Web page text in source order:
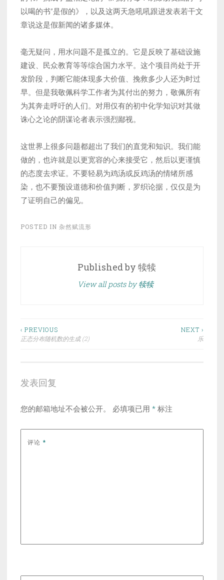
以喝的书”是假的》，以及这两天急吼吼跟进发表若干文
章说这是假新闻的诸多媒体。
毫无疑问，用水问题不是孤立的。它是反映了基础设施
建设、民众教育等等综合国力水平。这个项目尚处于开
发阶段，判断它能体现多大价值、挽救多少人还为时过
早。但是我敬佩科学工作者为其付出的努力，敬佩所有
为其奔走呼吁的人们。对用仅有的初中化学知识对其做
诛心之论的阴谋论者表示强烈鄙视。
这世界上很多问题都超出了我们的直觉和知识。我们能
做的，也许就是以更宽容的心来接受它，然后以更谨慎
的态度去求证。不要轻易为鸡汤或反鸡汤的情绪所感
染，也不要预设道德和价值判断，罗织论据，仅仅是为
了证明自己的偏见。
POSTED IN 杂然赋流形
Published by 犊犊
View all posts by 犊犊
文
航
‹ PREVIOUS
正态分布随机数的生成 (2)
NEXT ›
乐
发表回复
您的邮箱地址不会被公开。 必填项已用 * 标注
评论 *